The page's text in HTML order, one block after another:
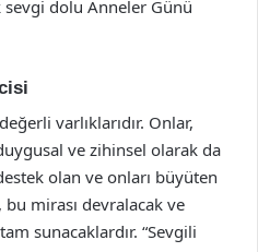
dolu Anneler Günü
varlıklarıdır. Onlar,
ve zihinsel olarak da
olan ve onları büyüten
mirası devralacak ve
sunacaklardır. “Sevgili